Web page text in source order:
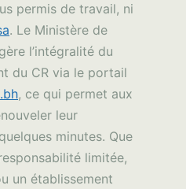
permis de travail, ni
. Le Ministère de
l’intégralité du
du CR via le portail
, ce qui permet aux
leur
minutes. Que
limitée,
un établissement